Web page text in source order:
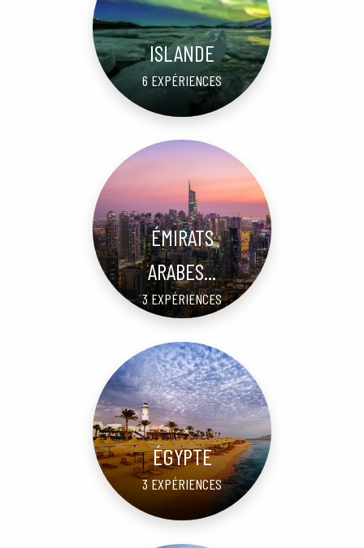
ISLANDE
6 EXPÉRIENCES
ÉMIRATS
ARABES...
3 EXPÉRIENCES
ÉGYPTE
3 EXPÉRIENCES